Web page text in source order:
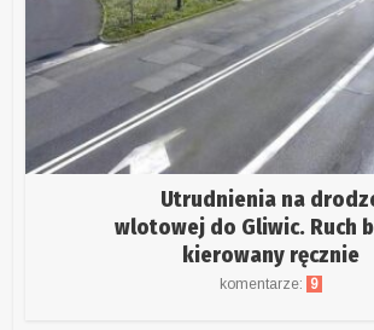
Utrudnienia na
wlotowej do Gliwic. Ruch
kierowany ręcznie
komentarze: 9